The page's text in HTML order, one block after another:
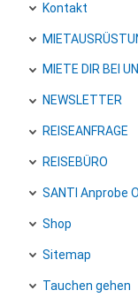
Kontakt
MIETE DIR BEI
NEWSLETTER
REISEANFRAGE
REISEBÜRO
SANTI Anprobe
Shop
Sitemap
Tauchen gehen